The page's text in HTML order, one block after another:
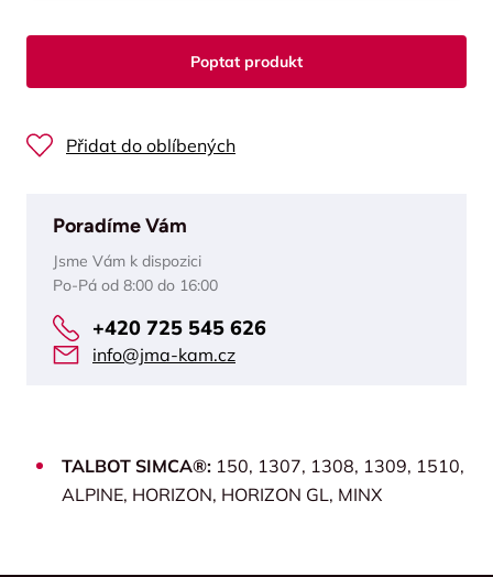
Poptat produkt
Přidat do oblíbených
Poradíme Vám
Jsme Vám k dispozici
Po-Pá od 8:00 do 16:00
+420 725 545 626
info@jma-kam.cz
TALBOT SIMCA®: 150, 1307, 1308, 1309, 1510,
ALPINE, HORIZON, HORIZON GL, MINX